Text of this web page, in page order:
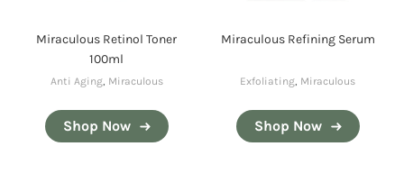
Miraculous Retinol Toner
100ml
Anti Aging, Miraculous
Shop Now
Miraculous Refining Serum
Exfoliating, Miraculous
Shop Now